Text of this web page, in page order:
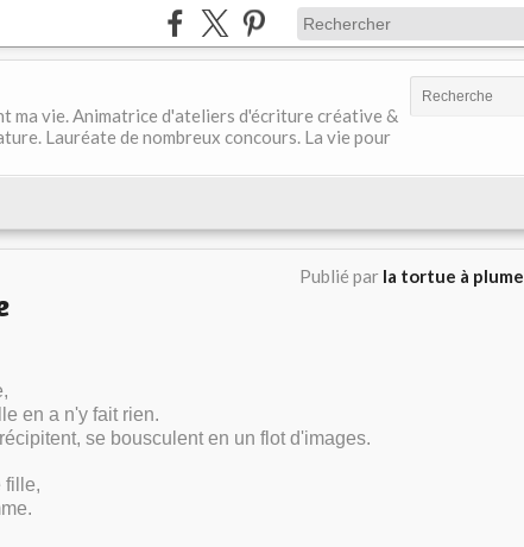
ma vie. Animatrice d'ateliers d'écriture créative &
Lauréate de nombreux concours. La vie pour
Publié par la tortue à
en a n'y fait rien.
se bousculent en un flot d'images.
fille,